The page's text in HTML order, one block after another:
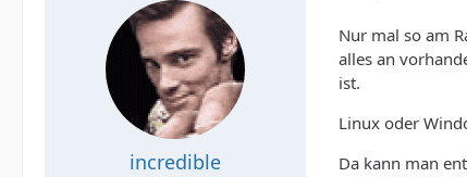
incredible
Nur mal so am
alles an
ist.
Linux oder
Da kann man